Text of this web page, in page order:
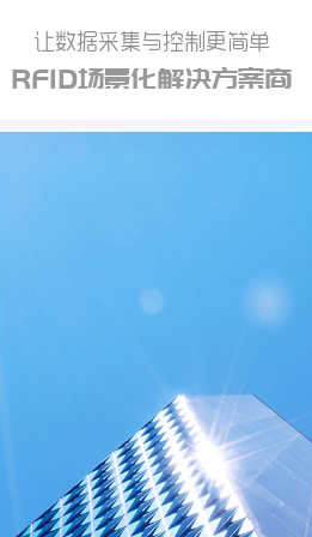
让数据采集与控制更简单
RFID场景化解决方案商